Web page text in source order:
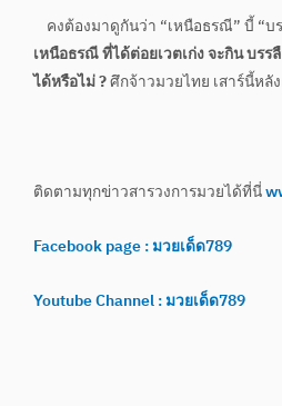
คงต้องมาดูกันว่า “เหนือธรณี” บี้ “บ
เหนือธรณี ที่ได้ต่อยเวตเก่ง จะกิน บร
ได้หรือไม่ ?ศึกจ้าวมวยไทย เสาร์นี้หลั
ติดตามทุกข่าวสารวงการมวยได้ที่นี่
Facebook page : มวยเด็ด789
Youtube Channel : มวยเด็ด789